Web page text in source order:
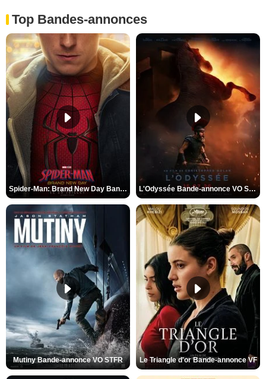
Top Bandes-annonces
Spider-Man: Brand New Day Bande-annonce VO STFR L'Odyssée Bande-annonce VO STFR
Mutiny Bande-annonce VO STFR Le Triangle d'or Bande-annonce VF